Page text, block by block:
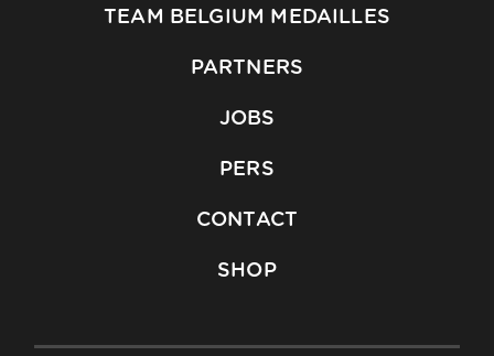
TEAM BELGIUM MEDAILLES
PARTNERS
JOBS
PERS
CONTACT
SHOP